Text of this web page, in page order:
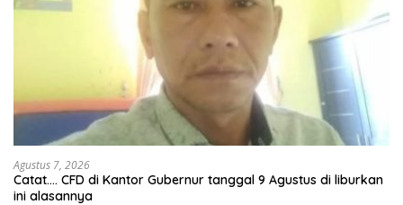
Agustus 7, 2026
Catat…. CFD di Kantor Gubernur tanggal 9 Agustus di liburkan
ini alasannya